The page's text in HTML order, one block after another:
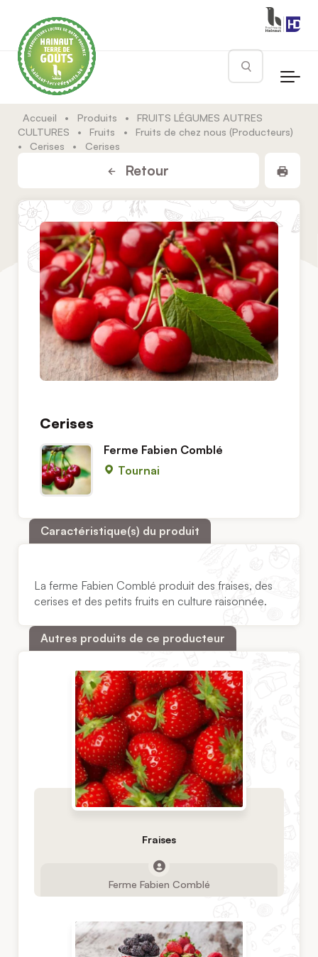
Rechercher
Accueil • Produits •
FRUITS LÉGUMES AUTRES
CULTURES
• Fruits •
Fruits de chez nous (Producteurs)
•
Cerises • Cerises
Retour
Cerises
Ferme Fabien Comblé
Tournai
Caractéristique(s) du produit
La ferme Fabien Comblé produit des fraises, des
cerises et des petits fruits en culture raisonnée.
Autres produits de ce producteur
Fraises
Ferme Fabien Comblé